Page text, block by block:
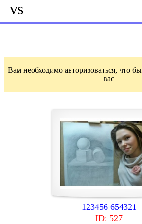
vs
Вам необходимо авторизоваться, что
вас
123456 654321
ID: 527